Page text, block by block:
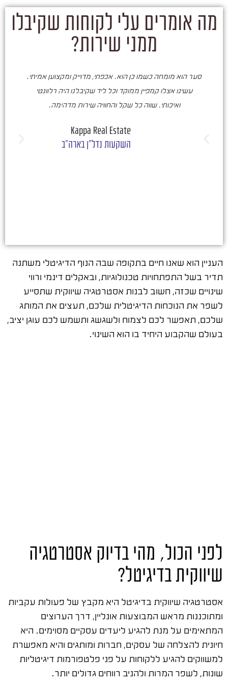
מה אומרים עלי לקוחות שקיבלו
ממני שירות?
סער הוא מומחה כשמו כן הוא. אכפתי, מדוייק ומקצוען אמיתי.
עשינו אצלו קמפיין ממוקד וכל ליד שקיבלנו היה רלוונטי
ואיכותי. שווה כל שקל והחוויה שירות מדהימה.
Kappa Real Estate
השקעות נדל"ן בארה"ב
העניין הוא שאנו חיים בתקופה שבה הנוף הדיגיטלי משתנה
תדיר בשל התפתחויות טכנולוגיות, ובאקלים דינמי ורווי
שינויים שכזה, חשוב לבנות אסטרטגיה שיווקית שתסייע
לשפר את הנוכחות הדיגיטלית שלכם, תעצים את המותג
שלכם, תאפשר לכם לצמוח ולשגשג ותשמש לכם עוגן יציב,
בעולם שהקבוע היחיד בו הוא השינוי.
לפני הכול, מהי בדיוק אסטרטגיה
שיווקית בדיגיטל?
אסטרטגיה שיווקית בדיגיטל היא מקבץ של פעולות עקביות
ומתוכננות מראש המבוצעות אונליין, דרך הערוצים
המתאימים על מנת להגיע ליעדים עסקיים מסוימים. היא
חיונית להצלחה של עסקים, חברות ומותגים והיא מאפשרת
למשווקים להגיע ללקוחות על פני פלטפורמות דיגיטליות
שונות, לשפר המרות ולהניב רווחים גדולים יותר.